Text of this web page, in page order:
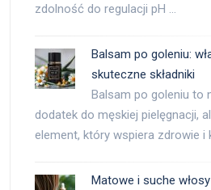
zdolność do regulacji pH …
Balsam po goleniu:
skuteczne składniki
Balsam po goleniu to
dodatek do męskiej pielęgnacji,
element, który wspiera zdrowie
Matowe i suche